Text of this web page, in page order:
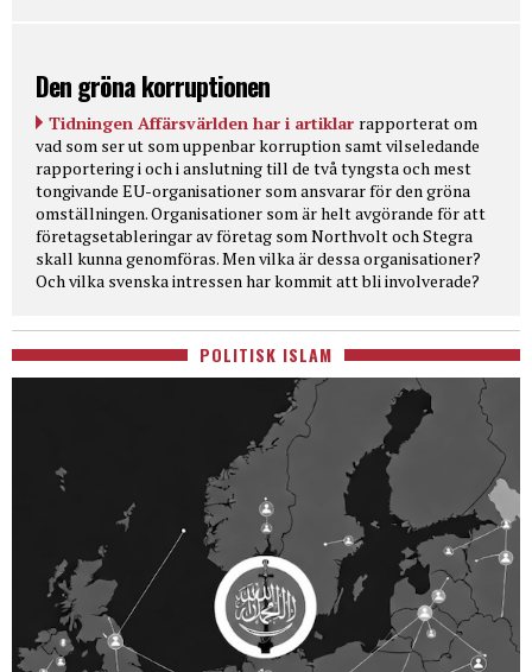
Den gröna korruptionen
Tidningen Affärsvärlden har i artiklar rapporterat om
vad som ser ut som uppenbar korruption samt vilseledande
rapportering i och i anslutning till de två tyngsta och mest
tongivande EU-organisationer som ansvarar för den gröna
omställningen. Organisationer som är helt avgörande för att
företagsetableringar av företag som Northvolt och Stegra
skall kunna genomföras. Men vilka är dessa organisationer?
Och vilka svenska intressen har kommit att bli involverade?
POLITISK ISLAM